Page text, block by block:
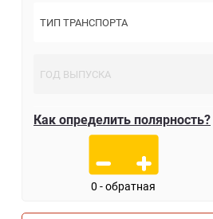
Как определить полярность?
0 - обратная